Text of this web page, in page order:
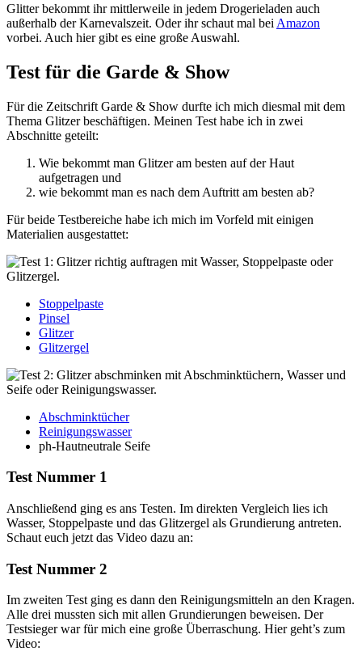
Glitter bekommt ihr mittlerweile in jedem Drogerieladen auch
außerhalb der Karnevalszeit. Oder ihr schaut mal bei Amazon
vorbei. Auch hier gibt es eine große Auswahl.
Test für die Garde & Show
Für die Zeitschrift Garde & Show durfte ich mich diesmal mit dem
Thema Glitzer beschäftigen. Meinen Test habe ich in zwei
Abschnitte geteilt:
Wie bekommt man Glitzer am besten auf der Haut
aufgetragen und
wie bekommt man es nach dem Auftritt am besten ab?
Für beide Testbereiche habe ich mich im Vorfeld mit einigen
Materialien ausgestattet:
Stoppelpaste
Pinsel
Glitzer
Glitzergel
Abschminktücher
Reinigungswasser
ph-Hautneutrale Seife
Test Nummer 1
Anschließend ging es ans Testen. Im direkten Vergleich lies ich
Wasser, Stoppelpaste und das Glitzergel als Grundierung antreten.
Schaut euch jetzt das Video dazu an:
Test Nummer 2
Im zweiten Test ging es dann den Reinigungsmitteln an den Kragen.
Alle drei mussten sich mit allen Grundierungen beweisen. Der
Testsieger war für mich eine große Überraschung. Hier geht’s zum
Video: